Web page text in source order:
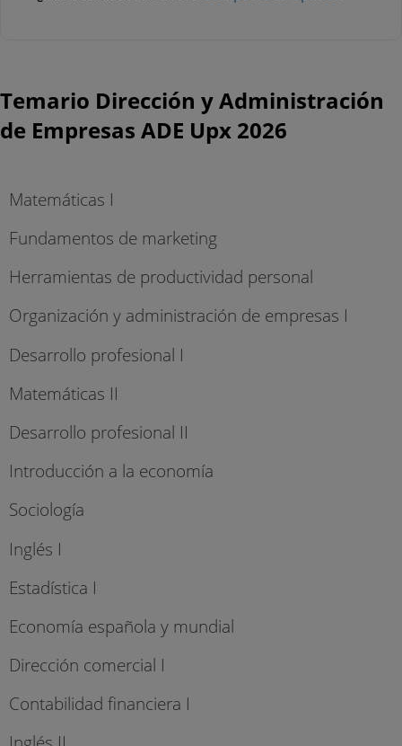
Temario Dirección y Administración
de Empresas ADE Upx 2026
Matemáticas I
Fundamentos de marketing
Herramientas de productividad personal
Organización y administración de empresas I
Desarrollo profesional I
Matemáticas II
Desarrollo profesional II
Introducción a la economía
Sociología
Inglés I
Estadística I
Economía española y mundial
Dirección comercial I
Contabilidad financiera I